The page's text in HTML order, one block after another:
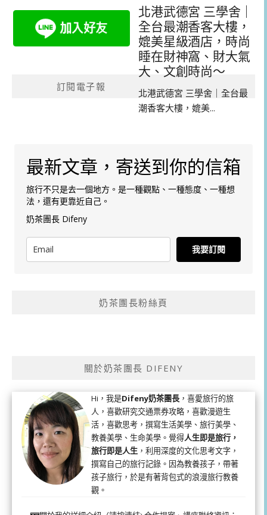
北港武德宮 三學舍｜
全台最潮香客大樓，
媲美星級酒店，時尚
睡在財神窩、財大氣
大、文創時尚～
北港武德宮 三學舍｜全台最
潮香客大樓，媲美...
訂閱電子報
最新文章，寄送到你的信箱
旅行不只是去一個地方。是一種觀點、一種態度、一種想
法，還有更靠近自己。
奶茶團長 Difeny
我要訂閱
奶茶團長粉絲頁
關於奶茶團長 DIFENY
Hi，我是Difeny奶茶團長 ，喜愛旅行的旅
人，喜歡研究交通票券攻略，喜歡漫遊生
活，喜歡思考，撰寫生活美學、旅行美學、
教養美學、生命美學。覺得人生即是旅行，
旅行即是人生 ，利用深度的文化思考文字，
撰寫自己的旅行記錄。因為教養孩子，帶著
孩子旅行，於是有著背包式的浪漫旅行教養
觀。